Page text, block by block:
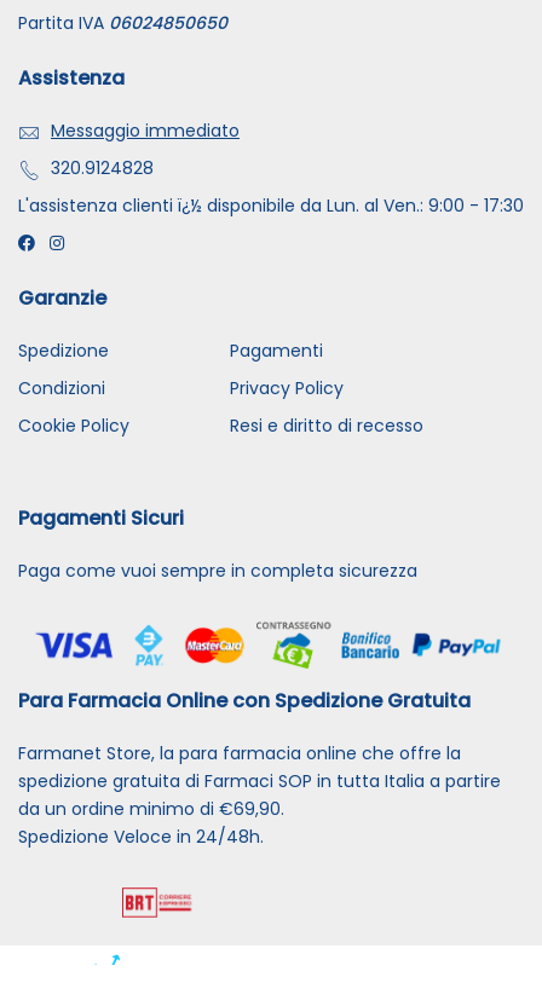
Partita IVA 06024850650
Assistenza
Messaggio immediato
320.9124828
L'assistenza clienti ï¿½ disponibile da Lun. al Ven.: 9:00 - 17:30
Garanzie
Spedizione
Pagamenti
Condizioni
Privacy Policy
Cookie Policy
Resi e diritto di recesso
Pagamenti Sicuri
Paga come vuoi sempre in completa sicurezza
Para Farmacia Online con Spedizione Gratuita
Farmanet Store, la para farmacia online che offre la
spedizione gratuita di Farmaci SOP in tutta Italia a partire
da un ordine minimo di €69,90.
Spedizione Veloce in 24/48h.